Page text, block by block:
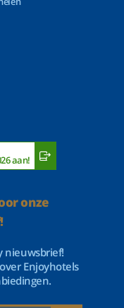
aan!
onze
nieuwsbrief!
Enjoyhotels